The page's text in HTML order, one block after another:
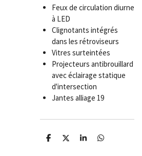
Feux de circulation diurne
à LED
Clignotants intégrés
dans les rétroviseurs
Vitres surteintées
Projecteurs antibrouillard
avec éclairage statique
d'intersection
Jantes alliage 19
P
P
P
P